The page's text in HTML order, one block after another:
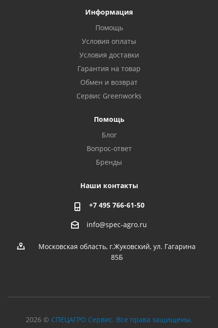
Информация
Помощь
Условия оплаты
Условия доставки
Гарантия на товар
Обмен и возврат
Сервис Greenworks
Помощь
Блог
Вопрос-ответ
Бренды
Наши контакты
+7 495 766-61-50
info@spec-agro.ru
Московская область, г.Жуковский, ул. Гагарина
85Б
2026 © СПЕЦАГРО Сервис. Все права защищены.